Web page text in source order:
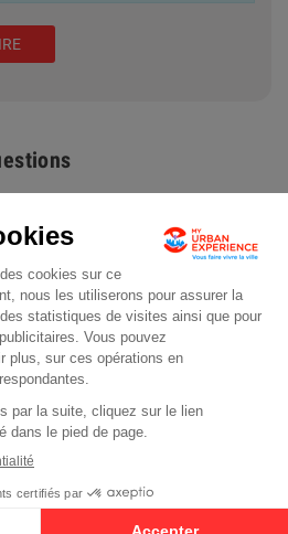
DISPONIBILITÉS